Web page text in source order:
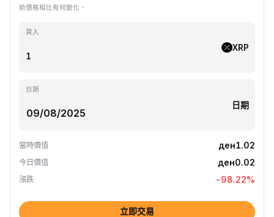
前價格相比有何變化。
買入
XRP
日期
日期
當時價值 ден1.02
今日價值 ден0.02
漲跌 -98.22%
立即交易